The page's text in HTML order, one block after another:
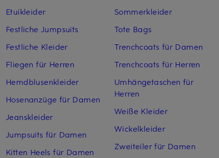
Etuikleider
Festliche Jumpsuits
Festliche Kleider
Fliegen für Herren
Hemdblusenkleider
Hosenanzüge für Damen
Jeanskleider
Jumpsuits für Damen
Kitten Heels für Damen
Sommerkleider
Tote Bags
Trenchcoats für Damen
Trenchcoats für Herren
Umhängetaschen für
Herren
Weiße Kleider
Wickelkleider
Zweiteiler für Damen